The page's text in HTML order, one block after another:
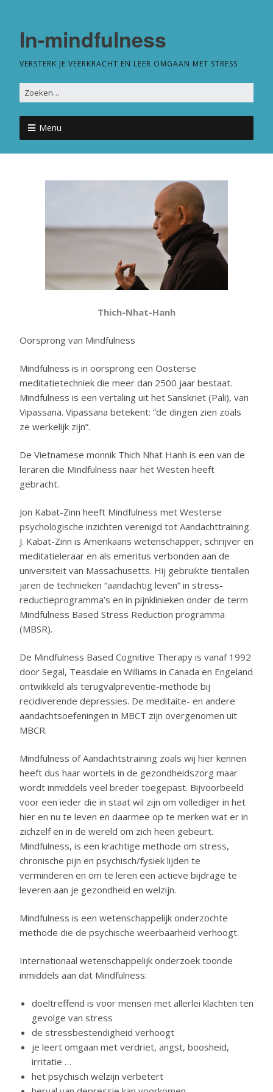
In-mindfulness
VERSTERK JE VEERKRACHT EN LEER OMGAAN MET STRESS
Menu
Thich-Nhat-Hanh
Oorsprong van Mindfulness
Mindfulness is in oorsprong een Oosterse
meditatietechniek die meer dan 2500 jaar bestaat.
Mindfulness is een vertaling uit het Sanskriet (Pali), van
Vipassana. Vipassana betekent: “de dingen zien zoals
ze werkelijk zijn”.
De Vietnamese monnik Thich Nhat Hanh is een van de
leraren die Mindfulness naar het Westen heeft
gebracht.
Jon Kabat-Zinn heeft Mindfulness met Westerse
psychologische inzichten verenigd tot Aandachttraining.
J. Kabat-Zinn is Amerikaans wetenschapper, schrijver en
meditatieleraar en als emeritus verbonden aan de
universiteit van Massachusetts. Hij gebruikte tientallen
jaren de technieken “aandachtig leven” in stress-
reductieprogramma’s en in pijnklinieken onder de term
Mindfulness Based Stress Reduction programma
(MBSR).
De Mindfulness Based Cognitive Therapy is vanaf 1992
door Segal, Teasdale en Williams in Canada en Engeland
ontwikkeld als terugvalpreventie-methode bij
recidiverende depressies. De meditaite- en andere
aandachtsoefeningen in MBCT zijn overgenomen uit
MBCR.
Mindfulness of Aandachtstraining zoals wij hier kennen
heeft dus haar wortels in de gezondheidszorg maar
wordt inmiddels veel breder toegepast. Bijvoorbeeld
voor een ieder die in staat wil zijn om vollediger in het
hier en nu te leven en daarmee op te merken wat er in
zichzelf en in de wereld om zich heen gebeurt.
Mindfulness, is een krachtige methode om stress,
chronische pijn en psychisch/fysiek lijden te
verminderen en om te leren een actieve bijdrage te
leveren aan je gezondheid en welzijn.
Mindfulness is een wetenschappelijk onderzochte
methode die de psychische weerbaarheid verhoogt.
Internationaal wetenschappelijk onderzoek toonde
inmiddels aan dat Mindfulness:
doeltreffend is voor mensen met allerlei klachten ten
gevolge van stress
de stressbestendigheid verhoogt
je leert omgaan met verdriet, angst, boosheid,
irritatie …
het psychisch welzijn verbetert